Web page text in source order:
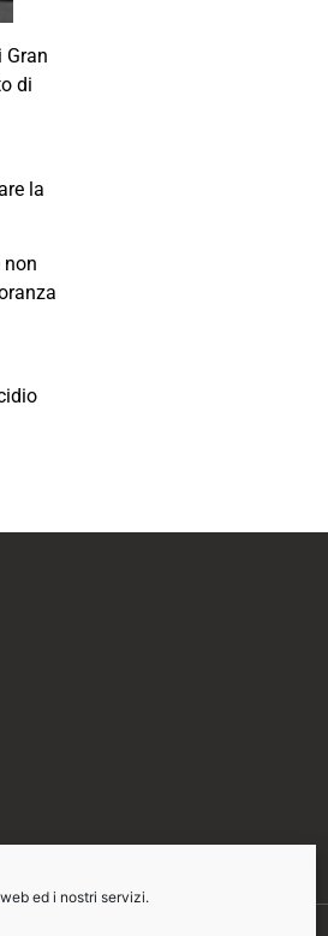
ed i nostri servizi.
Gran
di
la